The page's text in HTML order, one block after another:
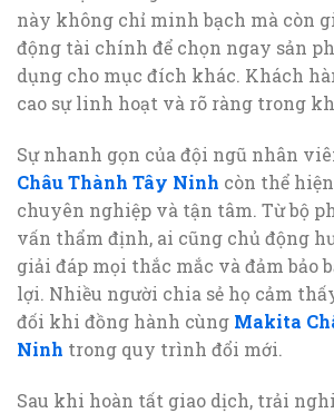
này không chỉ minh bạch mà còn
động tài chính để chọn ngay sản
dụng cho mục đích khác. Khách
cao sự linh hoạt và rõ ràng trong
Sự nhanh gọn của đội ngũ nhân
Châu Thành Tây Ninh còn thể
chuyên nghiệp và tận tâm. Từ bộ
vấn thẩm định, ai cũng chủ động
giải đáp mọi thắc mắc và đảm bảo
lợi. Nhiều người chia sẻ họ cảm
đối khi đồng hành cùng Makita
Ninh trong quy trình đổi mới.
Sau khi hoàn tất giao dịch, trải